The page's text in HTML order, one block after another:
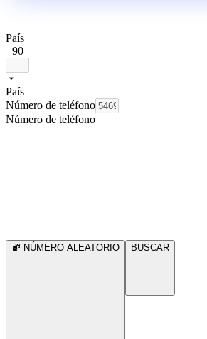
País
+90
País
Número de teléfono
Número de teléfono
NÚMERO ALEATORIO BUSCAR